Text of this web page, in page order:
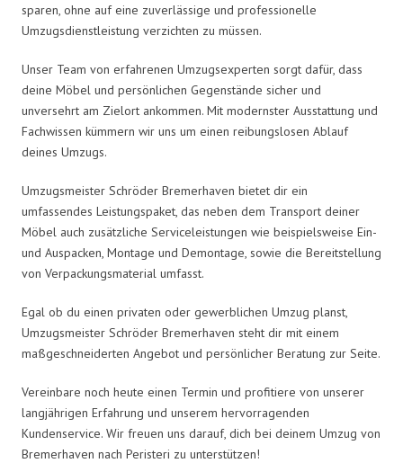
sparen, ohne auf eine zuverlässige und professionelle
Umzugsdienstleistung verzichten zu müssen.
Unser Team von erfahrenen Umzugsexperten sorgt dafür, dass
deine Möbel und persönlichen Gegenstände sicher und
unversehrt am Zielort ankommen. Mit modernster Ausstattung und
Fachwissen kümmern wir uns um einen reibungslosen Ablauf
deines Umzugs.
Umzugsmeister Schröder Bremerhaven bietet dir ein
umfassendes Leistungspaket, das neben dem Transport deiner
Möbel auch zusätzliche Serviceleistungen wie beispielsweise Ein-
und Auspacken, Montage und Demontage, sowie die Bereitstellung
von Verpackungsmaterial umfasst.
Egal ob du einen privaten oder gewerblichen Umzug planst,
Umzugsmeister Schröder Bremerhaven steht dir mit einem
maßgeschneiderten Angebot und persönlicher Beratung zur Seite.
Vereinbare noch heute einen Termin und profitiere von unserer
langjährigen Erfahrung und unserem hervorragenden
Kundenservice. Wir freuen uns darauf, dich bei deinem Umzug von
Bremerhaven nach Peristeri zu unterstützen!